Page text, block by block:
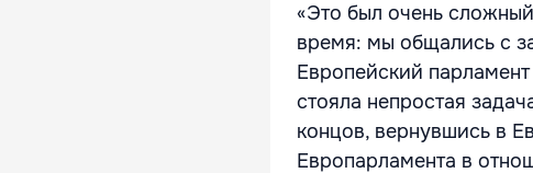
«Это был очень
время: мы общались с
Европейский
стояла непростая
концов, вернувшись в
Европарламента в